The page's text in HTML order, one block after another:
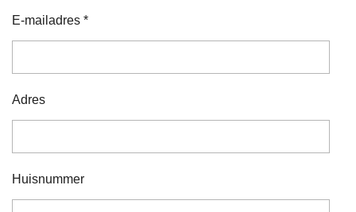
E-mailadres *
Adres
Huisnummer